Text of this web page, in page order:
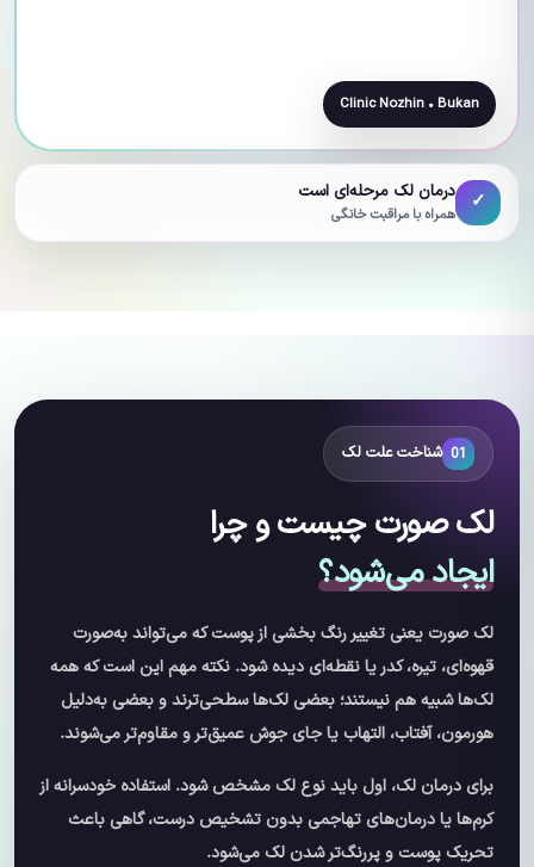
Clinic Nozhin • Bukan
✓ درمان لک مرحله‌ای است
همراه با مراقبت خانگی
01 شناخت علت لک
لک صورت چیست و چرا
ایجاد می‌شود؟
لک صورت یعنی تغییر رنگ بخشی از پوست که می‌تواند به‌صورت
قهوه‌ای، تیره، کدر یا نقطه‌ای دیده شود. نکته مهم این است که همه
لک‌ها شبیه هم نیستند؛ بعضی لک‌ها سطحی‌ترند و بعضی به‌دلیل
هورمون، آفتاب، التهاب یا جای جوش عمیق‌تر و مقاوم‌تر می‌شوند.
برای درمان لک، اول باید نوع لک مشخص شود. استفاده خودسرانه از
کرم‌ها یا درمان‌های تهاجمی بدون تشخیص درست، گاهی باعث
تحریک پوست و پررنگ‌تر شدن لک می‌شود.